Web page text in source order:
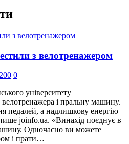
з велотренажером
0
університету
велотренажера і пральну машину.
педалей, а надлишкову енергію
joinfo.ua. «Винахід поєднує в
Одночасно ви можете
і прати…